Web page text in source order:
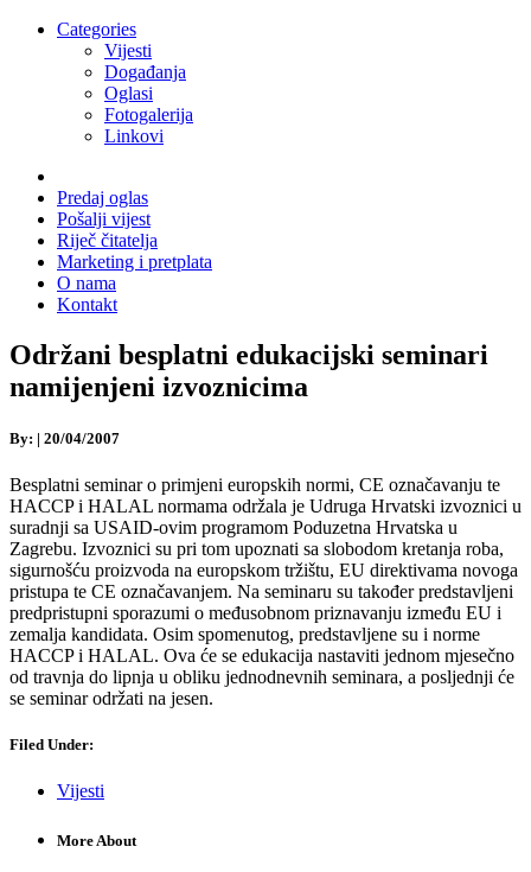
Categories
Vijesti
Događanja
Oglasi
Fotogalerija
Linkovi
Predaj oglas
Pošalji vijest
Riječ čitatelja
Marketing i pretplata
O nama
Kontakt
Održani besplatni edukacijski seminari
namijenjeni izvoznicima
By: | 20/04/2007
Besplatni seminar o primjeni europskih normi, CE označavanju te
HACCP i HALAL normama održala je Udruga Hrvatski izvoznici u
suradnji sa USAID-ovim programom Poduzetna Hrvatska u
Zagrebu. Izvoznici su pri tom upoznati sa slobodom kretanja roba,
sigurnošću proizvoda na europskom tržištu, EU direktivama novoga
pristupa te CE označavanjem. Na seminaru su također predstavljeni
predpristupni sporazumi o međusobnom priznavanju između EU i
zemalja kandidata. Osim spomenutog, predstavljene su i norme
HACCP i HALAL. Ova će se edukacija nastaviti jednom mjesečno
od travnja do lipnja u obliku jednodnevnih seminara, a posljednji će
se seminar održati na jesen.
Filed Under:
Vijesti
More About